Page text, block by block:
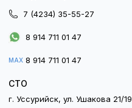
7 (4234) 35-55-27
8 914 711 01 47
MAX 8 914 711 01 47
СТО
г. Уссурийск, ул. Ушакова 21/19